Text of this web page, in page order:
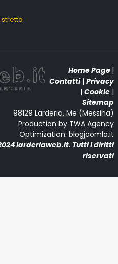
stretto
Home Page |
Contatti| Privacy
| Cookie |
Sitemap
98129 Larderia, Me (Messina)
Production by TWA Agency
Optimization: blogjoomla.it
larderiaweb.it. Tutti i diritti
riservati